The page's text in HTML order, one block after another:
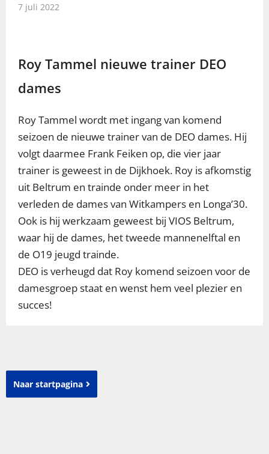
7 juli 2022
Roy Tammel nieuwe trainer DEO
dames
Roy Tammel wordt met ingang van komend
seizoen de nieuwe trainer van de DEO dames. Hij
volgt daarmee Frank Feiken op, die vier jaar
trainer is geweest in de Dijkhoek. Roy is afkomstig
uit Beltrum en trainde onder meer in het
verleden de dames van Witkampers en Longa’30.
Ook is hij werkzaam geweest bij VIOS Beltrum,
waar hij de dames, het tweede mannenelftal en
de O19 jeugd trainde.
DEO is verheugd dat Roy komend seizoen voor de
damesgroep staat en wenst hem veel plezier en
succes!
Naar startpagina